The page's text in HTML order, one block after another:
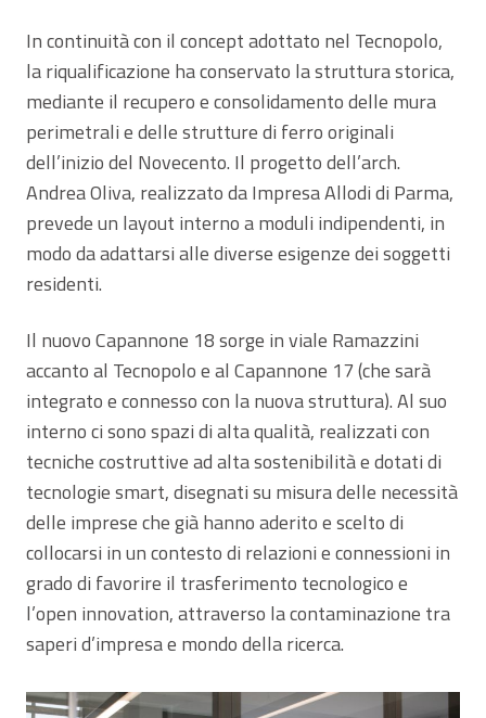
In continuità con il concept adottato nel Tecnopolo,
la riqualificazione ha conservato la struttura storica,
mediante il recupero e consolidamento delle mura
perimetrali e delle strutture di ferro originali
dell’inizio del Novecento. Il progetto dell’arch.
Andrea Oliva, realizzato da Impresa Allodi di Parma,
prevede un layout interno a moduli indipendenti, in
modo da adattarsi alle diverse esigenze dei soggetti
residenti.
Il nuovo Capannone 18 sorge in viale Ramazzini
accanto al Tecnopolo e al Capannone 17 (che sarà
integrato e connesso con la nuova struttura). Al suo
interno ci sono spazi di alta qualità, realizzati con
tecniche costruttive ad alta sostenibilità e dotati di
tecnologie smart, disegnati su misura delle necessità
delle imprese che già hanno aderito e scelto di
collocarsi in un contesto di relazioni e connessioni in
grado di favorire il trasferimento tecnologico e
l’open innovation, attraverso la contaminazione tra
saperi d’impresa e mondo della ricerca.